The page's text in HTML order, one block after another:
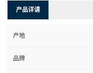
产品详请
产地
品牌